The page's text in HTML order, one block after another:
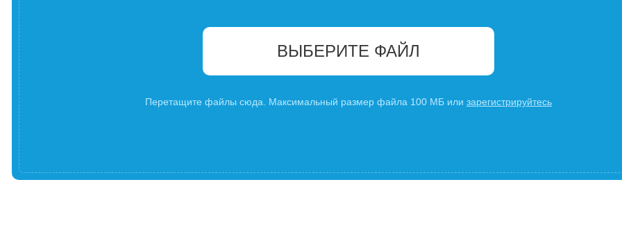
ВЫБЕРИТЕ ФАЙЛ
Перетащите файлы сюда. Максимальный размер файла 100 МБ или зарегистрируйтесь